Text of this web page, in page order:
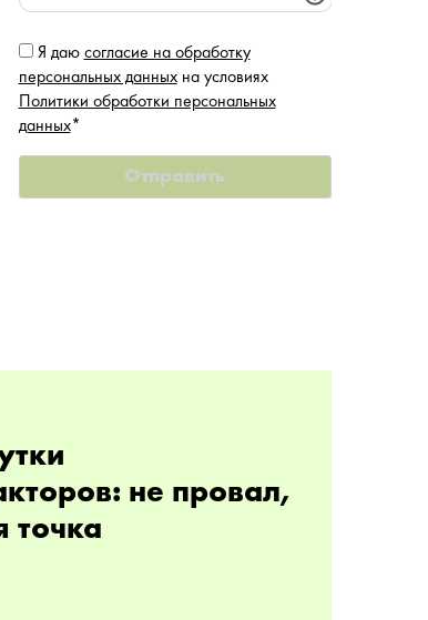
Я даю согласие на обработку
персональных данныхна условиях
Политики обработки персональных
данных*
не провал,
точка